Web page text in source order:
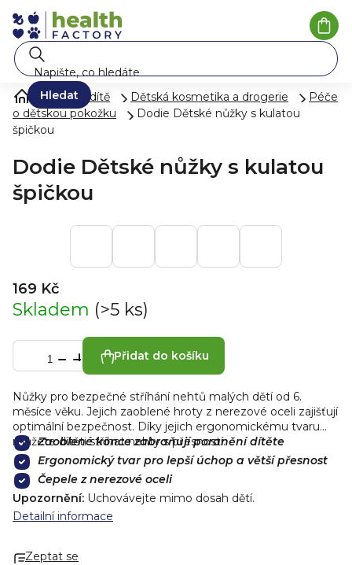
na
obsah
Hledat
Péče o dítě Dětská kosmetika a drogerie
Péče
o dětskou pokožku
Dodie Dětské nůžky s kulatou
špičkou
Dodie Dětské nůžky s kulatou
špičkou
169 Kč
Skladem (>5 ks)
Přidat do košíku
Nůžky pro bezpečné stříhání nehtů malých dětí od 6.
měsíce věku. Jejich zaoblené hroty z nerezové oceli zajišťují
optimální bezpečnost. Díky jejich ergonomickému tvaru
můžete dítěti stříhat nehty s přesností.
Zaoblené konce zabraňují poranění dítěte
Ergonomický tvar pro lepší úchop a větší přesnost
Čepele z nerezové oceli
Upozornění: Uchovávejte mimo dosah dětí.
Detailní informace
Zeptat se